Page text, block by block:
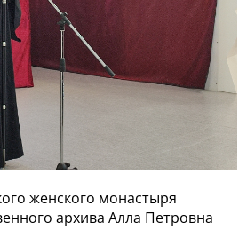
женского монастыря
архива Алла Петровна